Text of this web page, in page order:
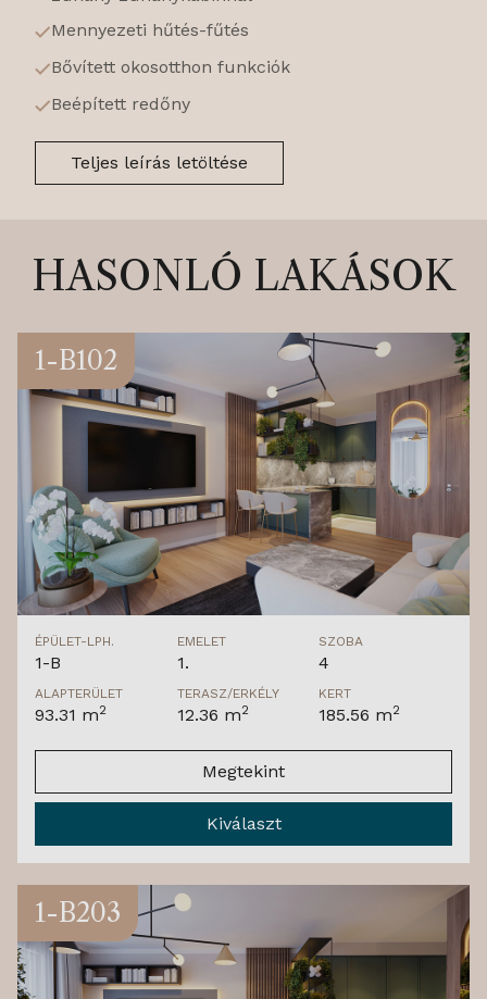
Mennyezeti hűtés-fűtés
Bővített okosotthon funkciók
Beépített redőny
Teljes leírás letöltése
HASONLÓ LAKÁSOK
1-B102
ÉPÜLET-LPH.
1-B
EMELET
1.
SZOBA
4
ALAPTERÜLET
93.31 m2
TERASZ/ERKÉLY
12.36 m2
KERT
185.56 m2
Megtekint
Kiválaszt
1-B203